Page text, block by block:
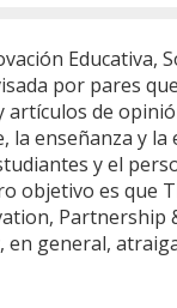
Educativa,
por pares
artículos de
la enseñanza y la
y el
objetivo es que
Partnership
en general,